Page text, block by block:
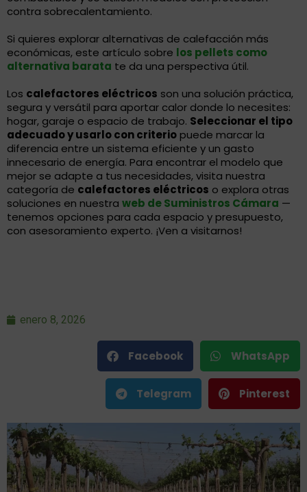
contra sobrecalentamiento.
Si quieres explorar alternativas de calefacción más
económicas, este artículo sobre los pellets como
alternativa barata te da una perspectiva útil.
Los calefactores eléctricos son una solución práctica,
segura y versátil para aportar calor donde lo necesites:
hogar, garaje o espacio de trabajo. Seleccionar el tipo
adecuado y usarlo con criterio puede marcar la
diferencia entre un sistema eficiente y un gasto
innecesario de energía. Para encontrar el modelo que
mejor se adapte a tus necesidades, visita nuestra
categoría de calefactores eléctricos o explora otras
soluciones en nuestra web de Suministros Cámara —
tenemos opciones para cada espacio y presupuesto,
con asesoramiento experto. ¡Ven a visitarnos!
enero 8, 2026
Facebook WhatsApp
Telegram Pinterest